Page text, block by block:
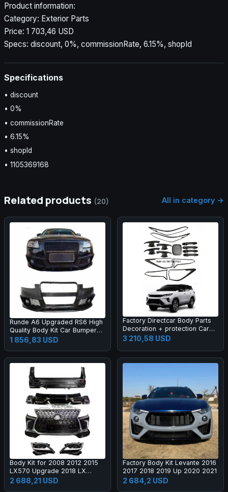
Product information:
Category: Exterior Parts
Price: 1 703,46 USD
Specs: discount, 0%, commissionRate, 6.15%, shopId
Specifications
• discount
• 0%
• commissionRate
• 6.15%
• shopId
• 1105369168
Related products (20) All in category →
Runde A6 Upgraded RS6 High
Quality Body Kit Car Bumper
Grille Rear Lips Tail Throat Tail
Wing Manufacturer Direct
1 856,83 USD
Factory Directcar Body Parts
Decoration + protection Car
Body Parts Car Accessories
3 210,58 USD
Body Kit for 2008 2012 2015
LX570 Upgrade 2018 LX
Super Sport Grille Bumper Led
Headlamp Fog Lamp Tail Light
2 688,21 USD
Factory Body Kit Levante 2016
2017 2018 2019 Up 2020 2021
2 684,2 USD